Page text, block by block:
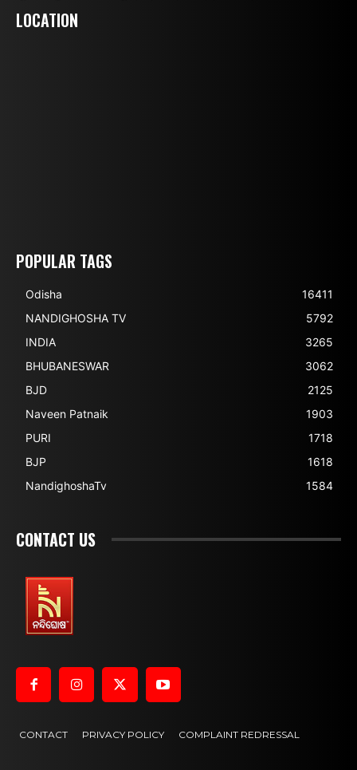
LOCATION
POPULAR TAGS
Odisha
16411
NANDIGHOSHA TV
5792
INDIA
3265
BHUBANESWAR
3062
BJD
2125
Naveen Patnaik
1903
PURI
1718
BJP
1618
NandighoshaTv
1584
CONTACT US
CONTACT PRIVACY POLICY COMPLAINT REDRESSAL